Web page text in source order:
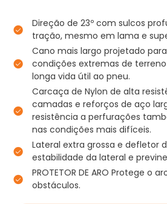
Direção de 23º com sulcos
tração, mesmo em lama e
Cano mais largo projetado
condições extremas de
longa vida útil ao pneu.
Carcaça de Nylon de alta
camadas e reforços de aço
resistência a perfurações
nas condições mais difíceis.
Lateral extra grossa e defletor
estabilidade da lateral e
PROTETOR DE ARO Protege o
obstáculos.